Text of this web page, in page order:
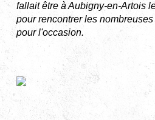
fallait être à Aubigny-en-Artois
pour rencontrer les
pour l'occasion.